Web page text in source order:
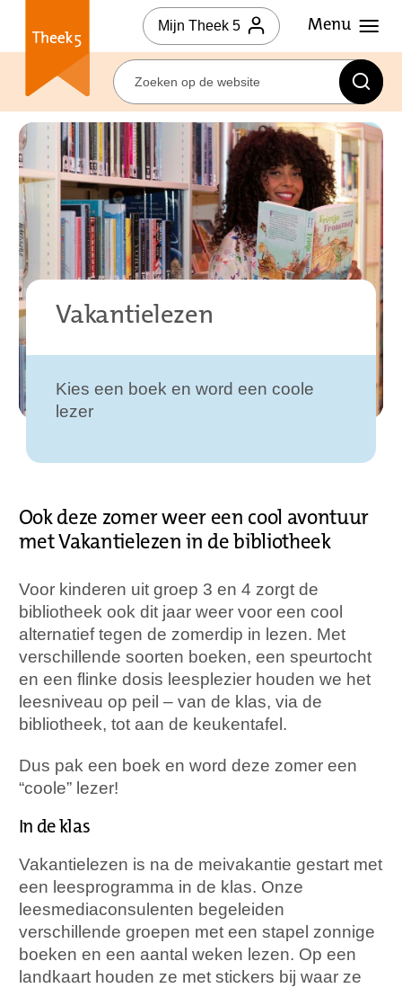
Mijn Theek 5
Vakantielezen
Kies een boek en word een coole
lezer
Ook deze zomer weer een cool avontuur
met Vakantielezen in de bibliotheek
Voor kinderen uit groep 3 en 4 zorgt de
bibliotheek ook dit jaar weer voor een cool
alternatief tegen de zomerdip in lezen. Met
verschillende soorten boeken, een speurtocht
en een flinke dosis leesplezier houden we het
leesniveau op peil – van de klas, via de
bibliotheek, tot aan de keukentafel.
Dus pak een boek en word deze zomer een
“coole” lezer!
In de klas
Vakantielezen is na de meivakantie gestart met
een leesprogramma in de klas. Onze
leesmediaconsulenten begeleiden
verschillende groepen met een stapel zonnige
boeken en een aantal weken lezen. Op een
landkaart houden ze met stickers bij waar ze